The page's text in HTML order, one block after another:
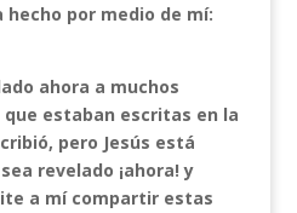
hecho por medio de mí:
ahora a muchos
estaban escritas en la
pero Jesús está
revelado ¡ahora! y
a mí compartir estas